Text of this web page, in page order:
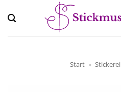
Inhalt
springen
Start » Stickerei